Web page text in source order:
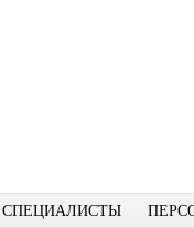
СПЕЦИАЛИСТЫ